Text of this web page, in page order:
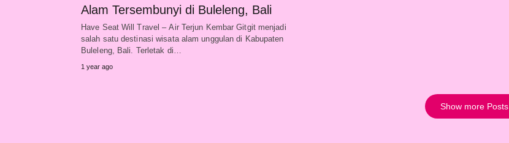
Alam Tersembunyi di Buleleng, Bali
Have Seat Will Travel – Air Terjun Kembar Gitgit menjadi
salah satu destinasi wisata alam unggulan di Kabupaten
Buleleng, Bali. Terletak di…
1 year ago
Show more Posts